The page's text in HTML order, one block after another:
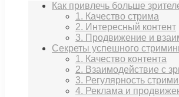
Как привлечь больше
1. Качество стрима
2. Интересный контент
3. Продвижение и
Секреты успешного
1. Качество контента
2. Взаимодействие с
3. Регулярность
4. Реклама и